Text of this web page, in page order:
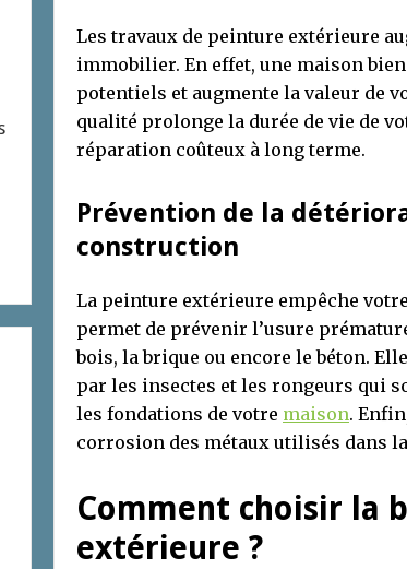
Les travaux de peinture extérieure
immobilier. En effet, une maison
potentiels et augmente la valeur de
qualité prolonge la durée de vie de
réparation coûteux à long terme.
Prévention de la
construction
La peinture extérieure empêche
permet de prévenir l’usure
bois, la brique ou encore le béton.
par les insectes et les rongeurs qui
les fondations de votre maison.
corrosion des métaux utilisés dans
Comment choisir la
extérieure ?